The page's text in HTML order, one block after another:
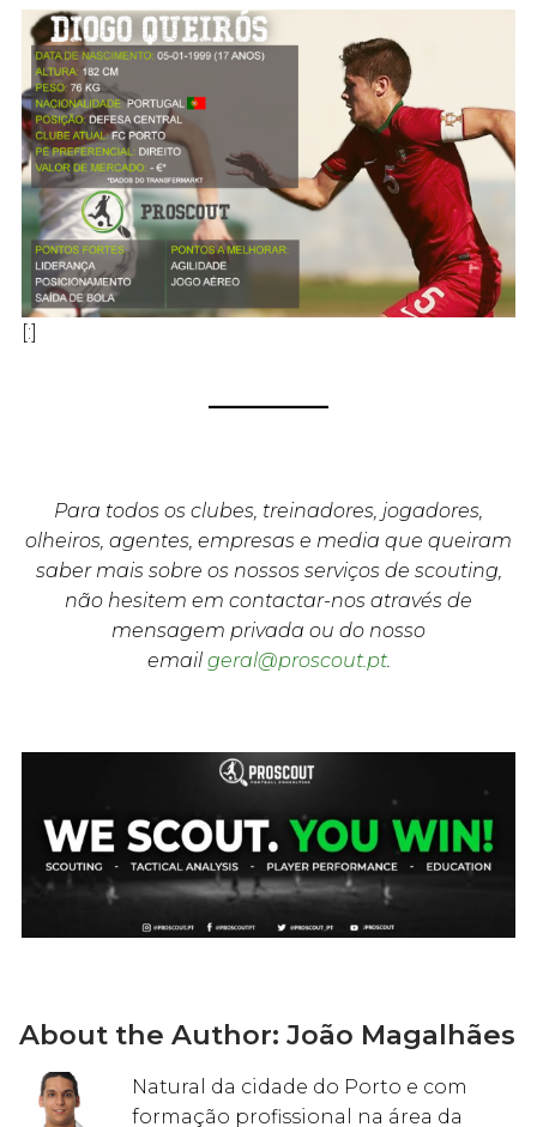
[:]
Para todos os clubes, treinadores, jogadores,
olheiros, agentes, empresas e media que queiram
saber mais sobre os nossos serviços de scouting,
não hesitem em contactar-nos através de
mensagem privada ou do nosso
email geral@proscout.pt.
About the Author: João Magalhães
Natural da cidade do Porto e com
formação profissional na área da